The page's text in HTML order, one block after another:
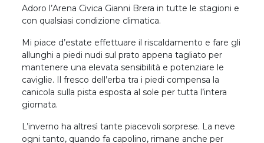
Adoro l’Arena Civica Gianni Brera in tutte le stagioni e
con qualsiasi condizione climatica.
Mi piace d’estate effettuare il riscaldamento e fare gli
allunghi a piedi nudi sul prato appena tagliato per
mantenere una elevata sensibilità e potenziare le
caviglie. Il fresco dell’erba tra i piedi compensa la
canicola sulla pista esposta al sole per tutta l’intera
giornata.
L’inverno ha altresì tante piacevoli sorprese. La neve
ogni tanto, quando fa capolino, rimane anche per